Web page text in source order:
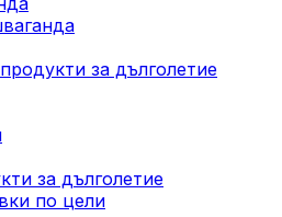
за дълголетие
за дълголетие
по цели